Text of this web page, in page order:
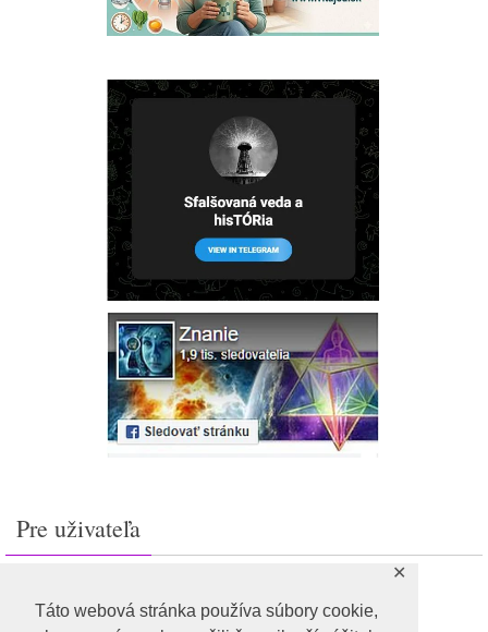
Táto webová stránka používa súbory cookie,
✕
Pre uživateľa
Feed záznamov
RSS feed komentárov